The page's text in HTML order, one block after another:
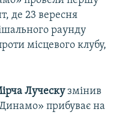
де 23 вересня
раунду
місцевого клубу,
Луческузмінив
прибуває на